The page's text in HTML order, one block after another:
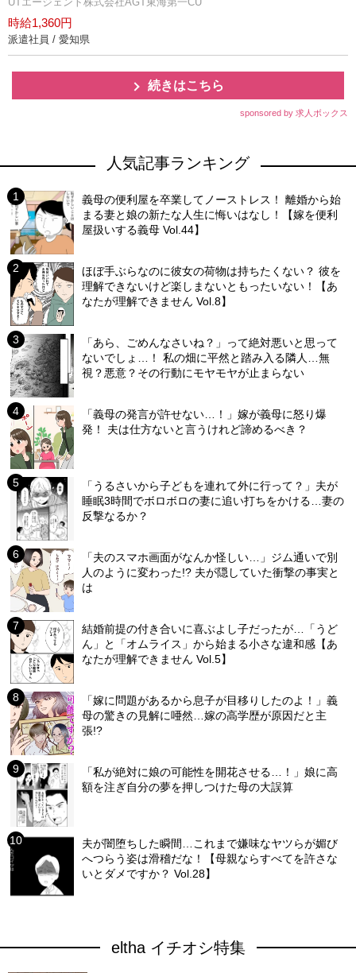
時給1,360円
派遣社員 / 愛知県
続きはこちら
sponsored by 求人ボックス
人気記事ランキング
義母の便利屋を卒業してノーストレス！ 離婚から始
まる妻と娘の新たな人生に悔いはなし！【嫁を便利
屋扱いする義母 Vol.44】
ほぼ手ぶらなのに彼女の荷物は持ちたくない？ 彼を
理解できないけど楽しまないともったいない！【あ
なたが理解できません Vol.8】
「あら、ごめんなさいね？」って絶対悪いと思って
ないでしょ…！ 私の畑に平然と踏み入る隣人…無
視？悪意？その行動にモヤモヤが止まらない
「義母の発言が許せない…！」嫁が義母に怒り爆
発！ 夫は仕方ないと言うけれど諦めるべき？
「うるさいから子どもを連れて外に行って？」夫が
睡眠3時間でボロボロの妻に追い打ちをかける…妻の
反撃なるか？
「夫のスマホ画面がなんか怪しい…」ジム通いで別
人のように変わった!? 夫が隠していた衝撃の事実と
は
結婚前提の付き合いに喜ぶよし子だったが…「うど
ん」と「オムライス」から始まる小さな違和感【あ
なたが理解できません Vol.5】
「嫁に問題があるから息子が目移りしたのよ！」義
母の驚きの見解に唖然…嫁の高学歴が原因だと主
張!?
「私が絶対に娘の可能性を開花させる…！」娘に高
額を注ぎ自分の夢を押しつけた母の大誤算
夫が闇堕ちした瞬間…これまで嫌味なヤツらが媚び
へつらう姿は滑稽だな！【母親ならすべてを許さな
いとダメですか？ Vol.28】
eltha イチオシ特集